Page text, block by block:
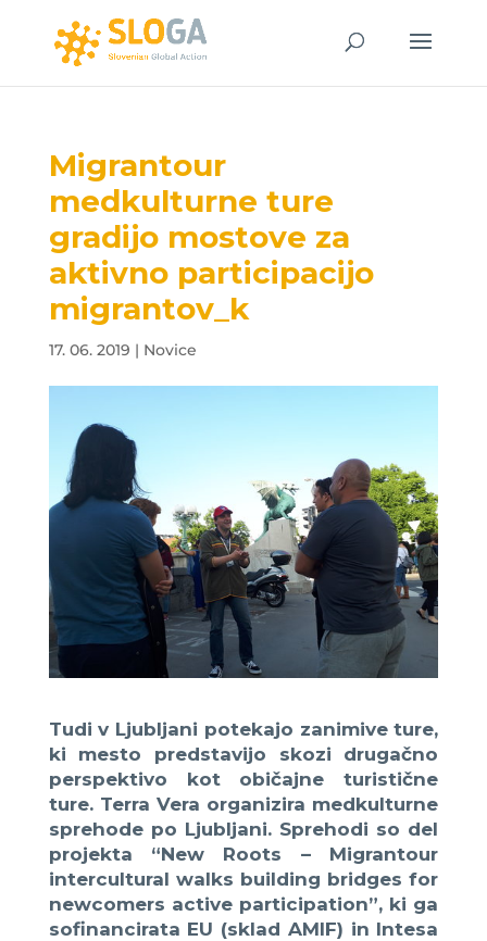
Migrantour
medkulturne ture
gradijo mostove za
aktivno participacijo
migrantov_k
17. 06. 2019 | Novice
Tudi v Ljubljani potekajo zanimive ture,
ki mesto predstavijo skozi drugačno
perspektivo kot običajne turistične
ture. Terra Vera organizira medkulturne
sprehode po Ljubljani. Sprehodi so del
projekta “New Roots – Migrantour
intercultural walks building bridges for
newcomers active participation”, ki ga
sofinancirata EU (sklad AMIF) in Intesa